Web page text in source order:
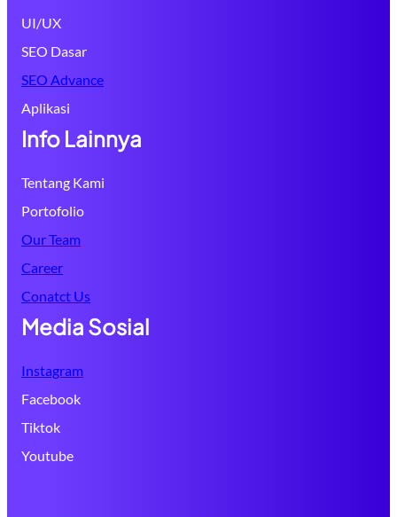
UI/UX
SEO Dasar
SEO Advance
Aplikasi
Info Lainnya
Tentang Kami
Portofolio
Our Team
Career
Conatct Us
Media Sosial
Instagram
Facebook
Tiktok
Youtube